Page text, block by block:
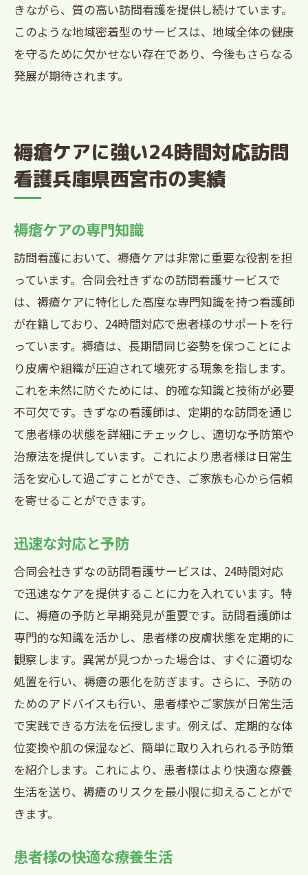
きながら、質の高い訪問看護を提供し続けています。
このような地域密着型のサービスは、地域全体の健康
を守るために欠かせない存在であり、今後もさらなる
発展が期待されます。
褥瘡ケアに強い24時間対応訪問
看護兵庫県西宮市の実績
褥瘡ケアの専門知識
訪問看護において、褥瘡ケアは非常に重要な役割を担
っています。合同会社きずなの訪問看護サービスで
は、褥瘡ケアに特化した高度な専門知識を持つ看護師
が在籍しており、24時間対応で患者様のサポートを行
っています。褥瘡は、長期間同じ姿勢を保つことによ
り皮膚や組織が圧迫されて壊死する現象を指します。
これを未然に防ぐためには、的確な知識と技術が必要
不可欠です。きずなの看護師は、定期的な訪問を通じ
て患者様の状態を詳細にチェックし、適切な予防策や
治療法を提供しています。これにより患者様は日常生
活を安心して過ごすことができ、ご家族も心から信頼
を寄せることができます。
迅速な対応と予防
合同会社きずなの訪問看護サービスは、24時間対応
で迅速なケアを提供することに力を入れています。特
に、褥瘡の予防と早期発見が重要です。訪問看護師は
専門的な知識を活かし、患者様の皮膚状態を定期的に
観察します。異常が見つかった場合は、すぐに適切な
処置を行い、褥瘡の悪化を防ぎます。さらに、予防の
ためのアドバイスも行い、患者様やご家族が日常生活
で実践できる方法を伝授します。例えば、定期的な体
位変換や肌の保湿など、簡単に取り入れられる予防策
を紹介します。これにより、患者様はより快適な療養
生活を送り、褥瘡のリスクを最小限に抑えることがで
きます。
患者様の快適な療養生活